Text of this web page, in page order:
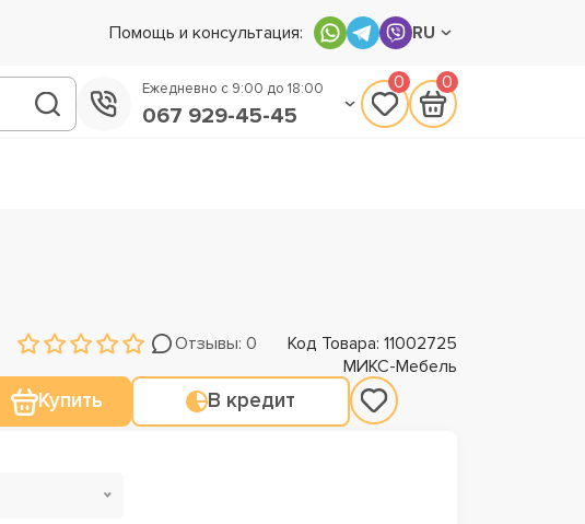
Помощь и консультация: RU
Ежедневно с 9:00 до 18:00
067 929-45-45
0 0
Отзывы: 0 Код Товара: 11002725
МИКС-Мебель
Купить В кредит